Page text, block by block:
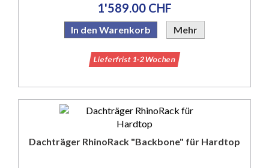
1'589.00 CHF
In den Warenkorb Mehr
Lieferfrist 1-2 Wochen
Dachträger RhinoRack "Backbone" für Hardtop